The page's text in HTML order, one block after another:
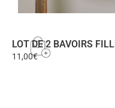
LOT DE 2 BAVOIRS
11,00€